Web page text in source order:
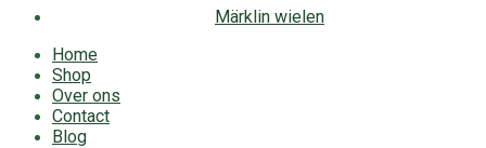
Märklin wielen
Home
Shop
Over ons
Contact
Blog